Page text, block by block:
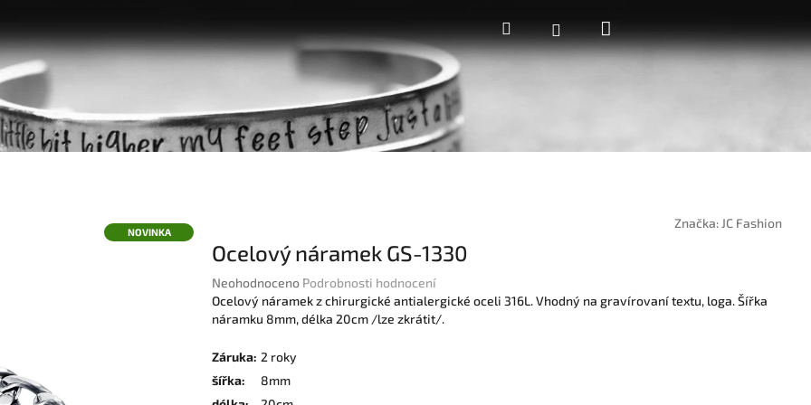
HledatPřihlášeníNákupní
košík
NOVINKA
Značka: JC Fashion
Ocelový náramek GS-1330
Průměrné
hodnocení
produktu
0,0
z
5
Neohodnoceno Podrobnosti hodnocení
Ocelový náramek z chirurgické antialergické oceli 316L. Vhodný na gravírovaní textu, loga. Šířka
náramku 8mm, délka 20cm /lze zkrátit/.
Záruka: 2 roky
šířka:
8mm